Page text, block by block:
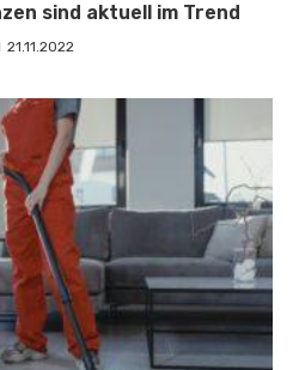
sind aktuell im Trend
21.11.2022